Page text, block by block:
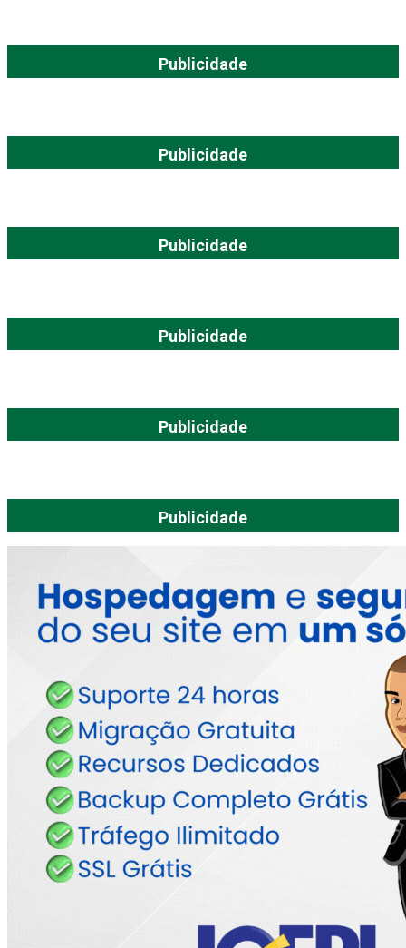
Publicidade
Publicidade
Publicidade
Publicidade
Publicidade
Publicidade